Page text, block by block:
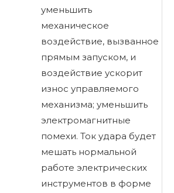
уменьшить
механическое
воздействие, вызванное
прямым запуском, и
воздействие ускорит
износ управляемого
механизма; уменьшить
электромагнитные
помехи. Ток удара будет
мешать нормальной
работе электрических
инструментов в форме